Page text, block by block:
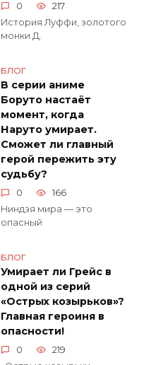
0
217
История Луффи, золотого
монки Д.
БЛОГ
В серии аниме
Боруто настаёт
момент, когда
Наруто умирает.
Сможет ли главный
герой пережить эту
судьбу?
0
166
Ниндзя мира — это
опасный
БЛОГ
Умирает ли Грейс в
одной из серий
«Острых козырьков»?
Главная героиня в
опасности!
0
219